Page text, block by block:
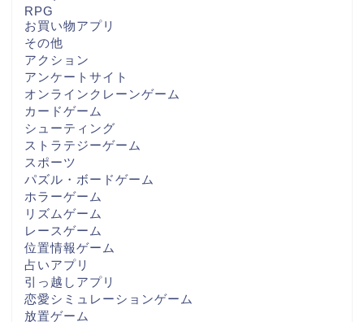
RPG
お買い物アプリ
その他
アクション
アンケートサイト
オンラインクレーンゲーム
カードゲーム
シューティング
ストラテジーゲーム
スポーツ
パズル・ボードゲーム
ホラーゲーム
リズムゲーム
レースゲーム
位置情報ゲーム
占いアプリ
引っ越しアプリ
恋愛シミュレーションゲーム
放置ゲーム